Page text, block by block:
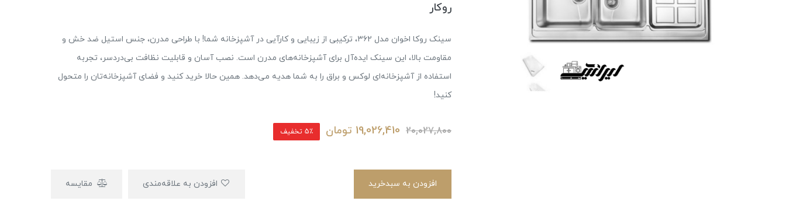
روکار
سینک روکا اخوان مدل ۳۶۲، ترکیبی از زیبایی و کارآیی در آشپزخانه شما! با طراحی مدرن، جنس استیل ضد خش و
مقاومت بالا، این سینک ایده‌آل برای آشپزخانه‌های مدرن است. نصب آسان و قابلیت نظافت بی‌دردسر، تجربه
استفاده از آشپزخانه‌ای لوکس و براق را به شما هدیه می‌دهد. همین حالا خرید کنید و فضای آشپزخانه‌تان را متحول
کنید!
20,027,800
19,026,410 تومان 5٪ تخفیف
افزودن به سبدخرید مقایسه